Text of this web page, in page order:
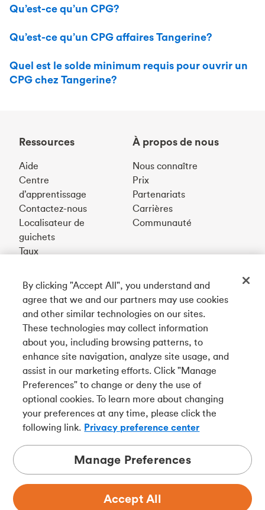
Qu’est-ce qu’un CPG?
Qu’est-ce qu’un CPG affaires Tangerine?
Quel est le solde minimum requis pour ouvrir un
CPG chez Tangerine?
Ressources
Aide
Centre
d’apprentissage
Contactez-nous
Localisateur de
guichets
Taux
À propos de nous
Nous connaître
Prix
Partenariats
Carrières
Communauté
English
Téléchargez notre appli
Connectez-vous avec nous
Tangerine est le nom commercial de la Banque Tangerine,
une filiale en propriété exclusive de La Banque de
Nouvelle-Écosse etmembre à part entière de la SADC
By clicking "Accept All", you understand and
agree that we and our partners may use cookies
and other similar technologies on our sites.
These technologies may collect information
about you, including browsing patterns, to
enhance site navigation, analyze site usage, and
assist in our marketing efforts. Click "Manage
Preferences" to change or deny the use of
optional cookies. To learn more about changing
your preferences at any time, please click the
following link. Privacy preference center
Manage Preferences
Accept All